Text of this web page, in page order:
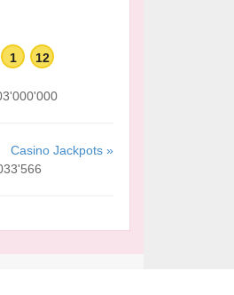
1 12
Casino Jackpots »